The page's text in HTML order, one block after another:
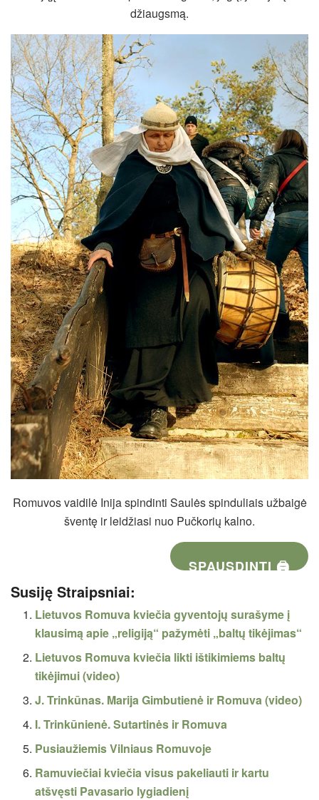
džiaugsmą.
Romuvos vaidilė Inija spindinti Saulės spinduliais užbaigė
šventę ir leidžiasi nuo Pučkorių kalno.
SPAUSDINTI 🖨
Susiję Straipsniai:
Lietuvos Romuva kviečia gyventojų surašyme į
klausimą apie „religiją“ pažymėti „baltų tikėjimas“
Lietuvos Romuva kviečia likti ištikimiems baltų
tikėjimui (video)
J. Trinkūnas. Marija Gimbutienė ir Romuva (video)
I. Trinkūnienė. Sutartinės ir Romuva
Pusiaužiemis Vilniaus Romuvoje
Ramuviečiai kviečia visus pakeliauti ir kartu
atšvęsti Pavasario lygiadienį